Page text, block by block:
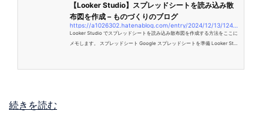
【Looker Studio】スプレッドシートを読み込み散
布図を作成 – ものづくりのブログ
Looker Studio でスプレッドシートを読み込み散布図を作成する方法をここに
メモします。 スプレッドシート Google スプレッドシートを準備 Looker Stu
続きを読む